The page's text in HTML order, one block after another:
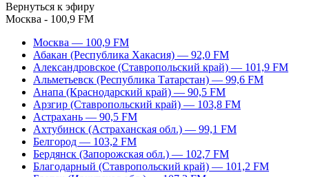
Вернуться к эфиру
Москва - 100,9 FM
Москва — 100,9 FM
Абакан (Республика Хакасия) — 92,0 FM
Александровское (Ставропольский край) — 101,9 FM
Альметьевск (Республика Татарстан) — 99,6 FM
Анапа (Краснодарский край) — 90,5 FM
Арзгир (Ставропольский край) — 103,8 FM
Астрахань — 90,5 FM
Ахтубинск (Астраханская обл.) — 99,1 FM
Белгород — 103,2 FM
Бердянск (Запорожская обл.) — 102,7 FM
Благодарный (Ставропольский край) — 101,2 FM